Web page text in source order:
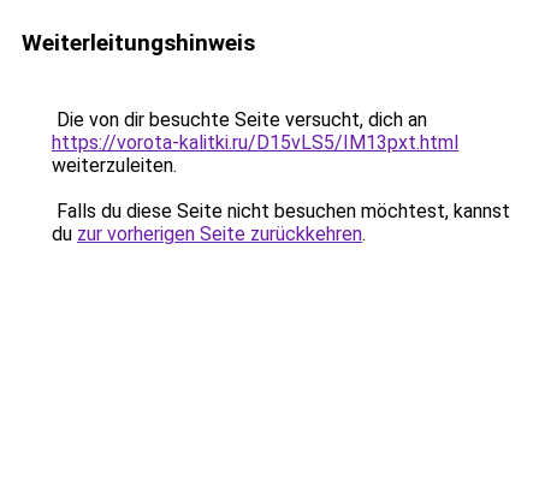
Weiterleitungshinweis
Die von dir besuchte Seite versucht, dich an
https://vorota-kalitki.ru/D15vLS5/IM13pxt.html
weiterzuleiten.
Falls du diese Seite nicht besuchen möchtest, kannst
du zur vorherigen Seite zurückkehren.